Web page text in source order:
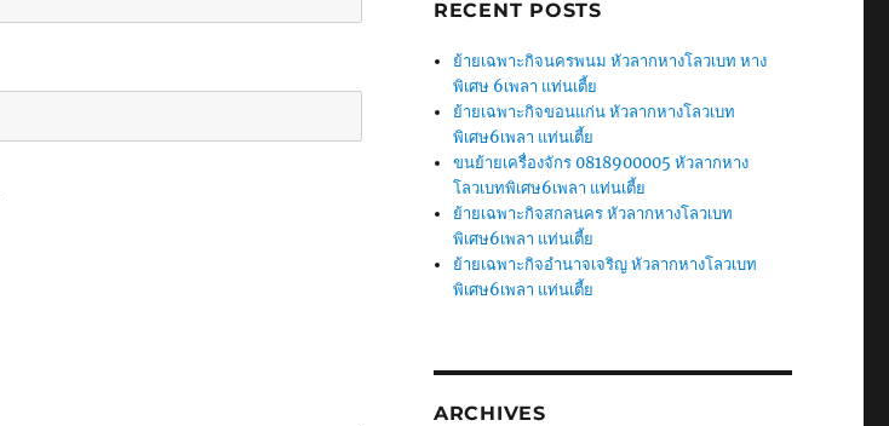
RECENT POSTS
ย้ายเฉพาะกิจนครพนม หัวลากหางโลวเบท หาง
พิเศษ 6เพลา แท่นเตี้ย
ย้ายเฉพาะกิจขอนแก่น หัวลากหางโลวเบท
พิเศษ6เพลา แท่นเตี้ย
ขนย้ายเครื่องจักร 0818900005 หัวลากหาง
โลวเบทพิเศษ6เพลา แท่นเตี้ย
ย้ายเฉพาะกิจสกลนคร หัวลากหางโลวเบท
พิเศษ6เพลา แท่นเตี้ย
ย้ายเฉพาะกิจอำนาจเจริญ หัวลากหางโลวเบท
พิเศษ6เพลา แท่นเตี้ย
ARCHIVES